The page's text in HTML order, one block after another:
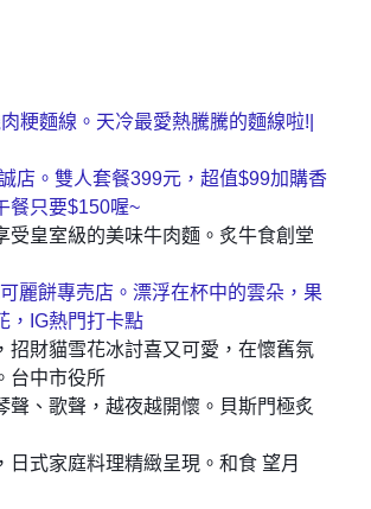
粳麵線。天冷最愛熱騰騰的麵線啦!|
店。雙人套餐399元，超值$99加購香
餐只要$150喔~
受皇室級的美味牛肉麵。炙牛食創堂
麗餅專売店。漂浮在杯中的雲朵，果
，IG熱門打卡點
招財貓雪花冰討喜又可愛，在懷舊氛
台中市役所
聲、歌聲，越夜越開懷。貝斯門極炙
日式家庭料理精緻呈現。和食 望月